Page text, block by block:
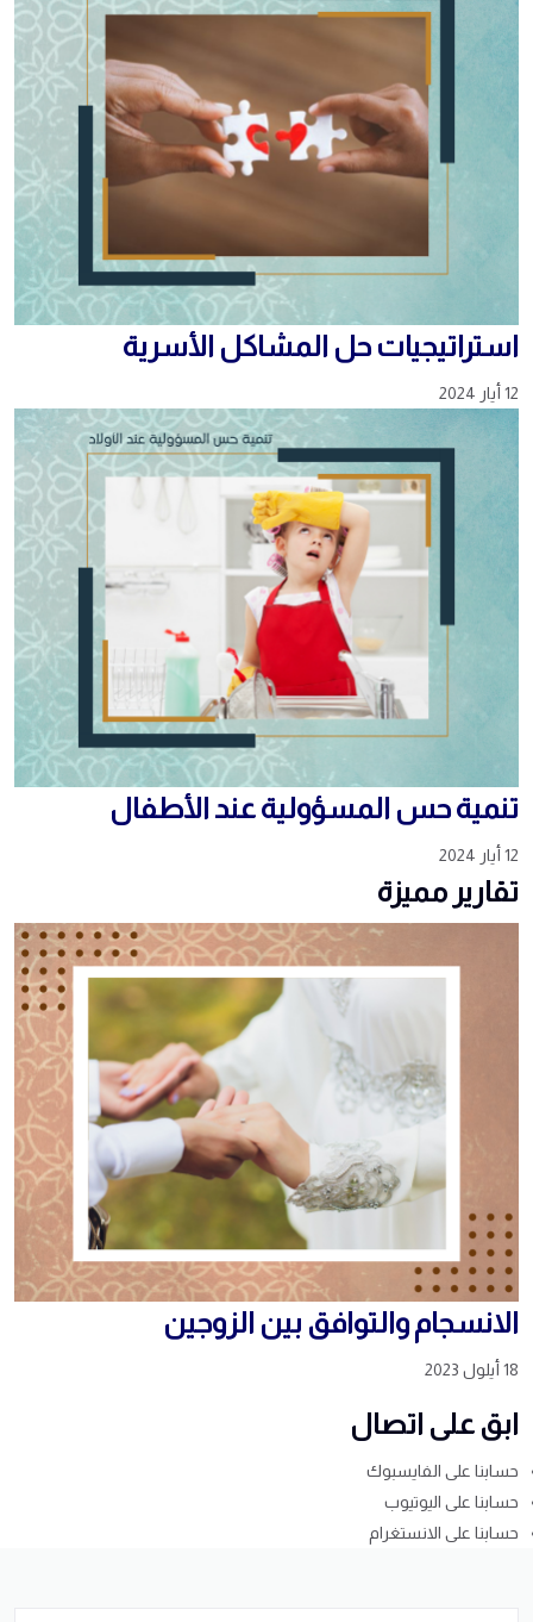
استراتيجيات حل المشاكل الأسرية
12 أيار 2024
تنمية حس المسؤولية عند الأطفال
12 أيار 2024
تقارير مميزة
الانسجام والتوافق بين الزوجين
18 أيلول 2023
ابق على اتصال
حسابنا على الفايسبوك
حسابنا على اليوتيوب
حسابنا على الانستغرام